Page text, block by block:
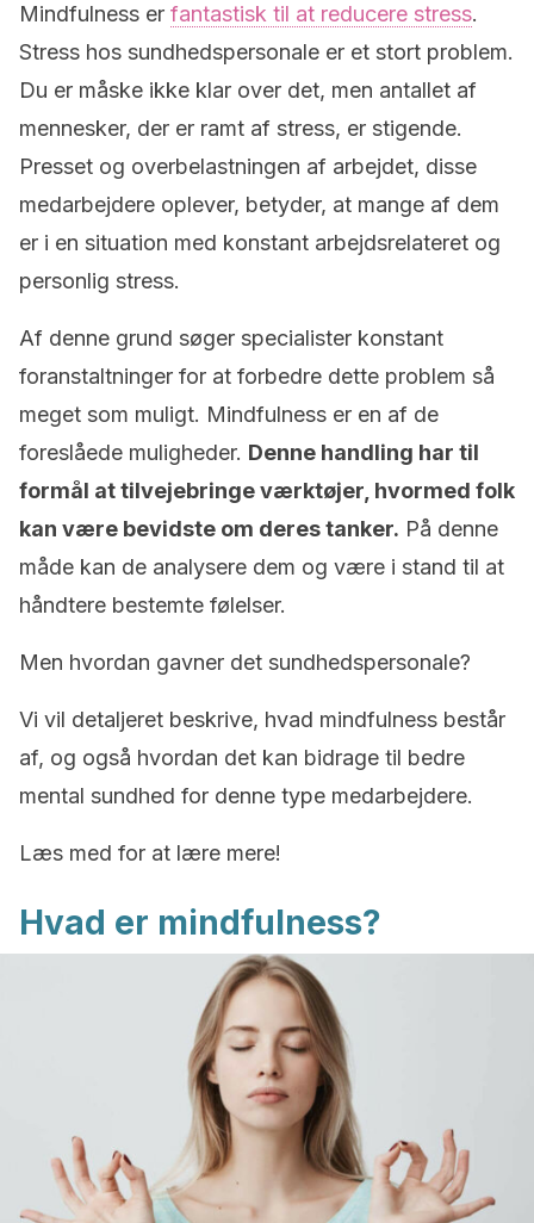
Mindfulness er fantastisk til at reducere stress.
Stress hos sundhedspersonale er et stort problem.
Du er måske ikke klar over det, men antallet af
mennesker, der er ramt af stress, er stigende.
Presset og overbelastningen af arbejdet, disse
medarbejdere oplever, betyder, at mange af dem
er i en situation med konstant arbejdsrelateret og
personlig stress.
Af denne grund søger specialister konstant
foranstaltninger for at forbedre dette problem så
meget som muligt. Mindfulness er en af de
foreslåede muligheder. Denne handling har til
formål at tilvejebringe værktøjer, hvormed folk
kan være bevidste om deres tanker. På denne
måde kan de analysere dem og være i stand til at
håndtere bestemte følelser.
Men hvordan gavner det sundhedspersonale?
Vi vil detaljeret beskrive, hvad mindfulness består
af, og også hvordan det kan bidrage til bedre
mental sundhed for denne type medarbejdere.
Læs med for at lære mere!
Hvad er mindfulness?